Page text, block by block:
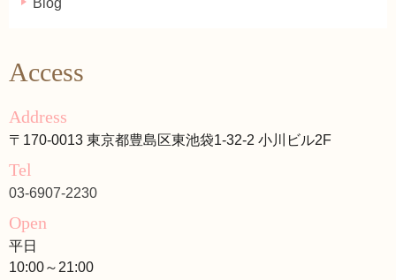
Blog
Access
Address
〒170-0013 東京都豊島区東池袋1-32-2 小川ビル2F
Tel
03-6907-2230
Open
平日
10:00～21:00